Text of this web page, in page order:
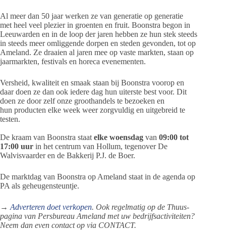
Al meer dan 50 jaar werken ze van generatie op generatie
met heel veel plezier in groenten en fruit. Boonstra begon in
Leeuwarden en in de loop der jaren hebben ze hun stek steeds
in steeds meer omliggende dorpen en steden gevonden, tot op
Ameland. Ze draaien al jaren mee op vaste markten, staan op
jaarmarkten, festivals en horeca evenementen.
Versheid, kwaliteit en smaak staan bij Boonstra voorop en
daar doen ze dan ook iedere dag hun uiterste best voor. Dit
doen ze door zelf onze groothandels te bezoeken en
hun producten elke week weer zorgvuldig en uitgebreid te
testen.
De kraam van Boonstra staat elke woensdag van 09:00 tot
17:00 uur in het centrum van Hollum, tegenover De
Walvisvaarder en de Bakkerij P.J. de Boer.
De marktdag van Boonstra op Ameland staat in de agenda op
PA als geheugensteuntje.
→ Adverteren doet verkopen. Ook regelmatig op de Thuus-
pagina van Persbureau Ameland met uw bedrijfsactiviteiten?
Neem dan even contact op via CONTACT.